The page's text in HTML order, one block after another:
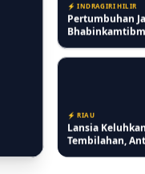
⚡ INDRAGIRI HILIR
Pertumbuhan
⚡ RIAU
Lansia
Tembilahan,
Dinilai Kurang